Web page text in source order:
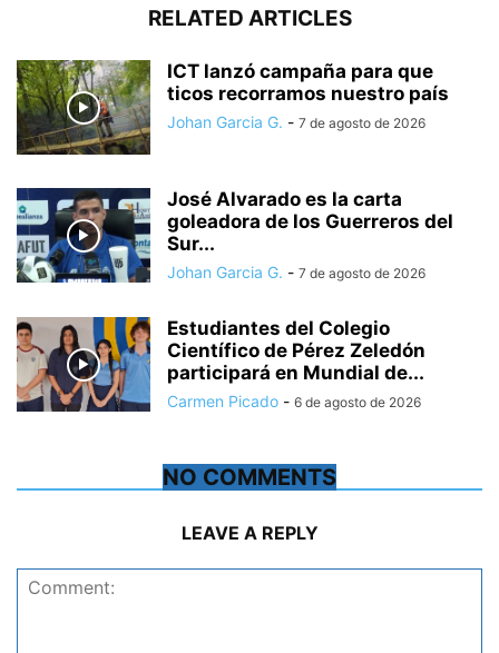
RELATED ARTICLES
ICT lanzó campaña para que
ticos recorramos nuestro país
Johan Garcia G. - 7 de agosto de 2026
José Alvarado es la carta
goleadora de los Guerreros del
Sur...
Johan Garcia G. - 7 de agosto de 2026
Estudiantes del Colegio
Científico de Pérez Zeledón
participará en Mundial de...
Carmen Picado - 6 de agosto de 2026
NO COMMENTS
LEAVE A REPLY